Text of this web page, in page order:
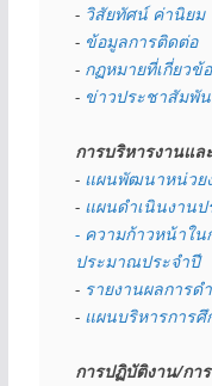
- วิสัยทัศน์ ค่านิยม
- ข้อมูลการติดต่อ
- กฏหมายที่เกี่ยวข้
- ข่าวประชาสัมพั
การบริหารงานแ
- แผนพัฒนาหน่วย
- แผนดำเนินงานป
- ความก้าวหน้าใน
ประมาณประจำปี
- รายงานผลการด
- แผนบริหารการ
การปฏิบัติงาน/กา